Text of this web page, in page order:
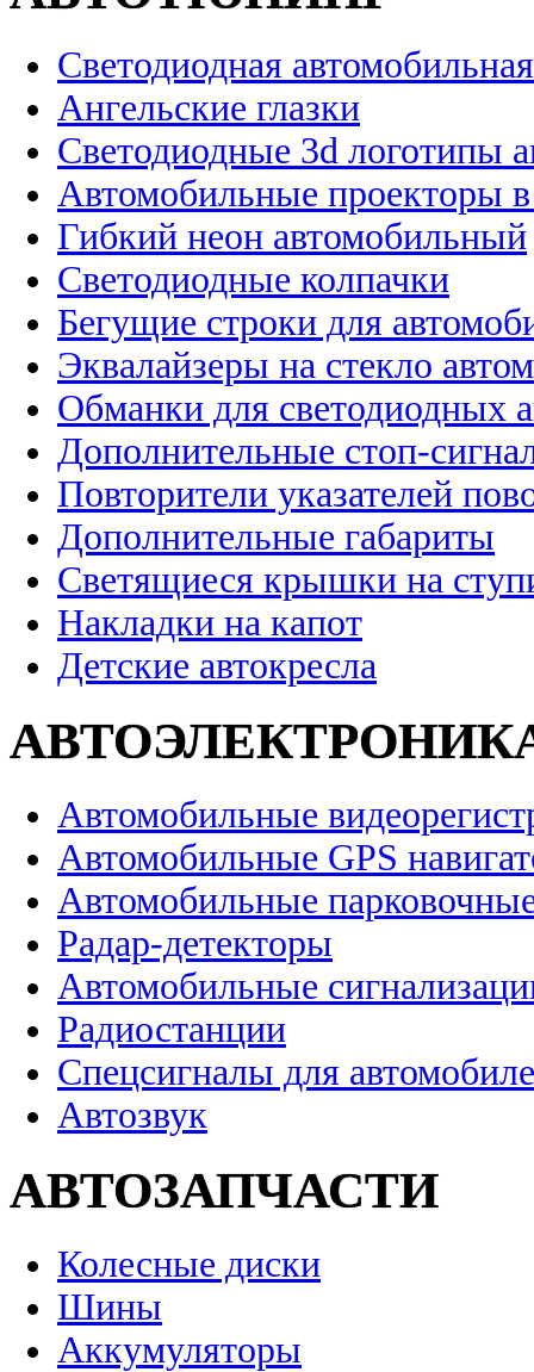
Светодиодная
Ангельские глазки
Светодиодные 3d логотипы
Автомобильные проекторы
Гибкий неон автомобильный
Светодиодные колпачки
Бегущие строки для
Эквалайзеры на стекло
Обманки для светодиодных
Дополнительные стоп-
Повторители указателей
Дополнительные габариты
Светящиеся крышки на
Накладки на капот
Детские автокресла
Автомобильные
Автомобильные GPS
Автомобильные
Радар-детекторы
Автомобильные
Радиостанции
Спецсигналы для
Автозвук
АВТОЗАПЧАСТИ
Колесные диски
Шины
Аккумуляторы